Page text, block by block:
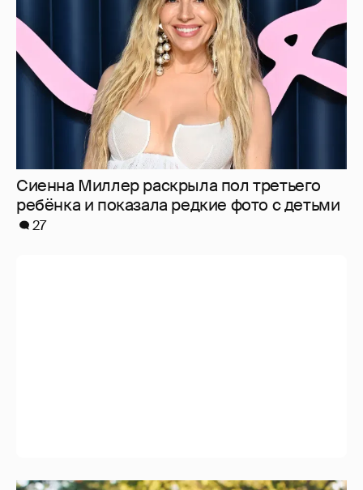
Сиенна Миллер раскрыла пол третьего
ребёнка и показала редкие фото с детьми
27